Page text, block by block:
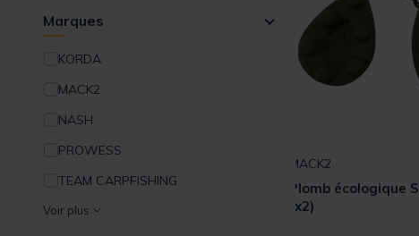
Gaines
Anti Tangle
Kit Montage Complet
Matériaux Flottants
Accroche appâts
Filets appâts
Stop appât
Marques
KORDA
MACK2
NASH
PROWESS
TEAM CARPFISHING
Voir plus
MACK2
Plomb écologique
(x2)